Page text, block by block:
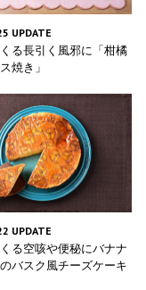
UPDATE
る長引く風邪に「柑橘
焼き」
UPDATE
る空咳や便秘にバナナ
バスク風チーズケーキ